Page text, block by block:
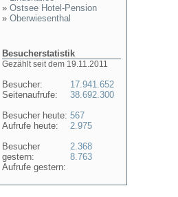
» Ostsee Hotel-Pension
» Oberwiesenthal
Besucherstatistik
Gezählt seit dem 19.11.2011
Besucher:
Seitenaufrufe:
Besucher heute:
Aufrufe heute:
Besucher
gestern:
Aufrufe gestern:
17.941.652
38.692.300
567
2.975
2.368
8.763